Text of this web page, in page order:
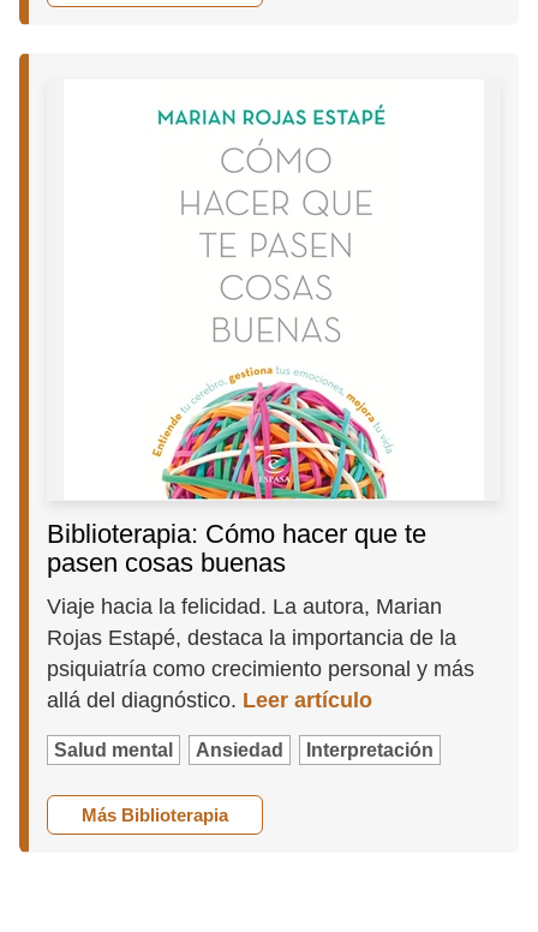
Biblioterapia: Cómo hacer que te
pasen cosas buenas
Viaje hacia la felicidad. La autora, Marian
Rojas Estapé, destaca la importancia de la
psiquiatría como crecimiento personal y más
allá del diagnóstico. Leer artículo
Salud mental Ansiedad Interpretación
Más Biblioterapia